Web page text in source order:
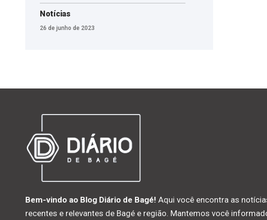
Notícias
26 de junho de 2023
Bem-vindo ao Blog Diário de Bagé! Aqui você encontra as
recentes e relevantes de Bagé e região. Mantemos você